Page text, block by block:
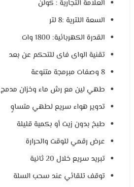
العلامة التجارية : كولن
السعة اللترية :8 لتر
القدرة الكهربائية: 1800 وات
تقنية الواى فاى للتحكم عن بعد
8 وصفات مبرمجة متنوعة
طهي لين مع رش ماء وخزان مدمج
تدوير هواء سريع لطهي متساوٍ
طبخ بدون زيت أو بكمية قليلة
عرض رقمي للوقت والحرارة
تبريد سريع خلال 20 ثانية
توقف تلقائي عند سحب السلة